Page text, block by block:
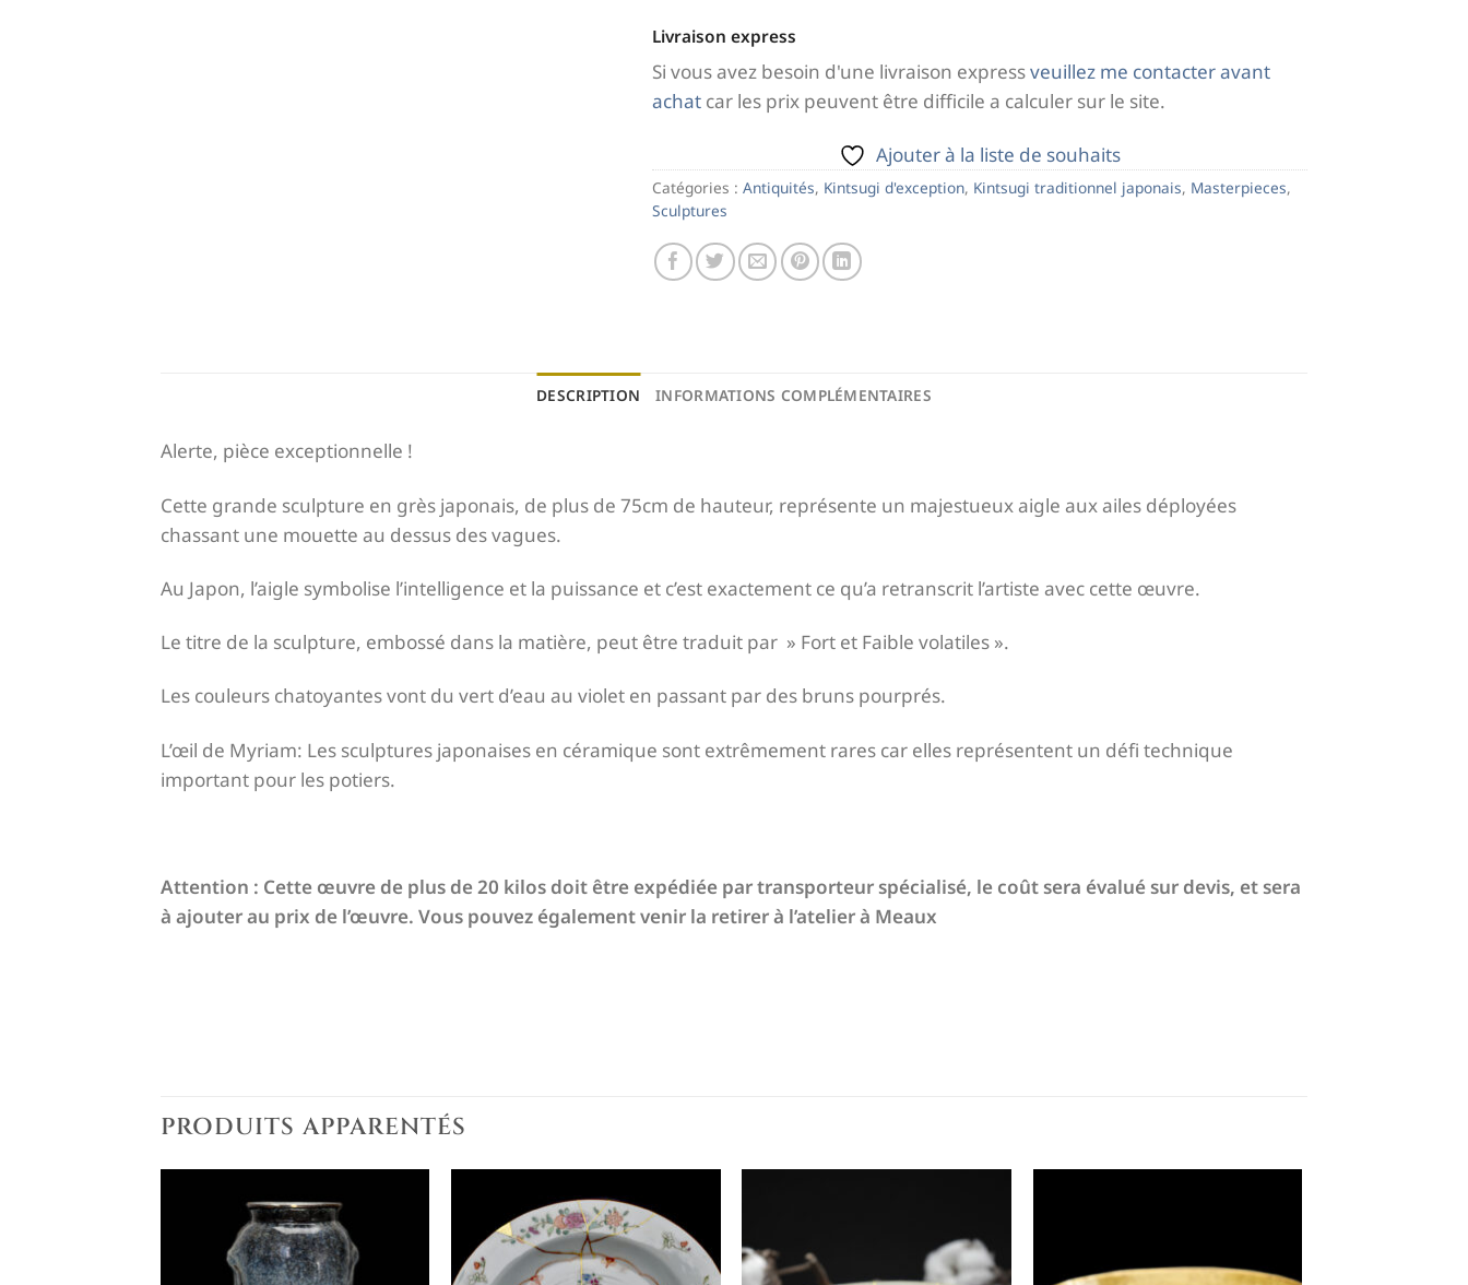
Livraison express
Si vous avez besoin d'une livraison expressveuillez me contacter avant
achat car les prix peuvent être difficile a calculer sur le site.
Ajouter à la liste de souhaits
Catégories : Antiquités, Kintsugi d'exception, Kintsugi traditionnel japonais, Masterpieces,
Sculptures
DESCRIPTION INFORMATIONS COMPLÉMENTAIRES
Alerte, pièce exceptionnelle !
Cette grande sculpture en grès japonais, de plus de 75cm de hauteur, représente un majestueux aigle aux ailes déployées
chassant une mouette au dessus des vagues.
Au Japon, l’aigle symbolise l’intelligence et la puissance et c’est exactement ce qu’a retranscrit l’artiste avec cette œuvre.
Le titre de la sculpture, embossé dans la matière, peut être traduit par » Fort et Faible volatiles ».
Les couleurs chatoyantes vont du vert d’eau au violet en passant par des bruns pourprés.
L’œil de Myriam: Les sculptures japonaises en céramique sont extrêmement rares car elles représentent un défi technique
important pour les potiers.
Attention : Cette œuvre de plus de 20 kilos doit être expédiée par transporteur spécialisé, le coût sera évalué sur devis, et sera
à ajouter au prix de l’œuvre. Vous pouvez également venir la retirer à l’atelier à Meaux
PRODUITS APPARENTÉS
Ajouter
à la liste
de
à la liste
de
de